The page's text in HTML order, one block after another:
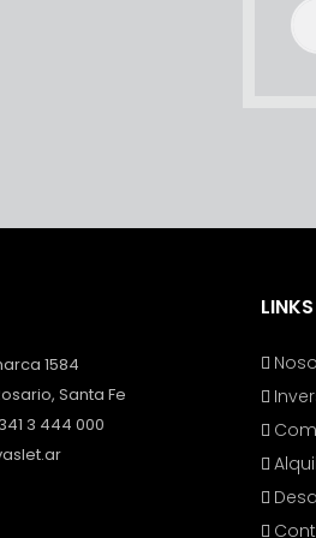
1584
Santa Fe
3 444 000
LINKS